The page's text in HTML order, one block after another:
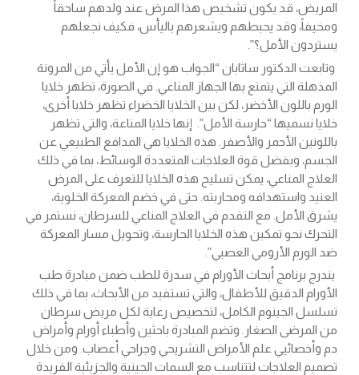
المريض، قد يكون تشخيص هذا المرض عند ولدهم ساحقاً
ومخيفاً، وقد يحبطهم ويشعرهم باليأس، فكيف نجعلهم
يستردون الأمل؟”.
وتابعت الدكتور ساثابان “الجواب هو إن الأمل يأتي من المرونة
المذهلة التي يتمتع بها الجهاز المناعي. في الصورة، تظهر خلايا
الورم باللون الأخضر، لكن بين الخلايا الخضراء تظهر خلايا أخرى،
خلايا نسميها “حارسة الأمل”. إنها خلايا المناعة، والتي تظهر
باللونين الأحمر والأصفر. هذه الخلايا هي المدافع الطبيعي عن
الجسم، وبفضل قوة العلاجات المتعددة الوسائط، بما في ذلك
العلاج المناعي، يمكن تسليح هذه الخلايا للتعرف على المرض
العنيد واستهدافه ومحاربته. حتى في خضم المعركة الخلوية،
يشرق الأمل. مع التقدم في العلاج المناعي للسرطان، نستمر في
التحرك نحو تمكين هذه الخلايا الحارسة، وتحويل مسار المعركة
ضد الورم الأرومي العصبي”.
يندرج برنامج أبحاث الأورام في سدرة للطب ضمن مبادرة طب
الأورام الدقيق للأطفال، والتي تستفيد من الأبحاث، بما في ذلك
تسلسل الجينوم الكامل، لتخصيص رعاية لكل مريض سرطان
من المرضى الصغار. وتضم المبادرة باحثين وأطباء أورام وأمراض
دم وأخصائيي علم الأمراض التشريحي وجراحي أعصاب. ومن خلال
تصميم العلاجات لتتناسب مع السمات الجينية والجزيئية الفريدة